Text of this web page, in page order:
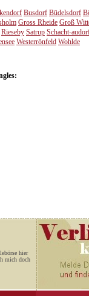
Busdorf Büdelsdorf
Gross Rheide Groß
Rieseby Satrup Schacht-
Westerrönfeld Wohlde
hier
mich doch